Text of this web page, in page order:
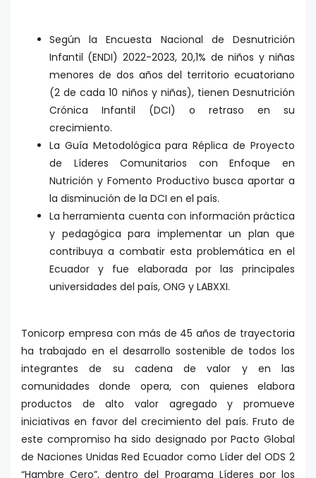
Según la Encuesta Nacional de Desnutrición
Infantil (ENDI) 2022-2023, 20,1% de niños y niñas
menores de dos años del territorio ecuatoriano
(2 de cada 10 niños y niñas), tienen Desnutrición
Crónica Infantil (DCI) o retraso en su
crecimiento.
La Guía Metodológica para Réplica de Proyecto
de Líderes Comunitarios con Enfoque en
Nutrición y Fomento Productivo busca aportar a
la disminución de la DCI en el país.
La herramienta cuenta con información práctica
y pedagógica para implementar un plan que
contribuya a combatir esta problemática en el
Ecuador y fue elaborada por las principales
universidades del país, ONG y LABXXI.
Tonicorp empresa con más de 45 años de trayectoria
ha trabajado en el desarrollo sostenible de todos los
integrantes de su cadena de valor y en las
comunidades donde opera, con quienes elabora
productos de alto valor agregado y promueve
iniciativas en favor del crecimiento del país. Fruto de
este compromiso ha sido designado por Pacto Global
de Naciones Unidas Red Ecuador como Líder del ODS 2
“Hambre Cero”, dentro del Programa Líderes por los